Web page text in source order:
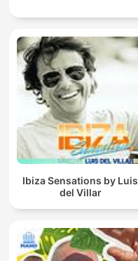
Ibiza Sensations by Luis
del Villar